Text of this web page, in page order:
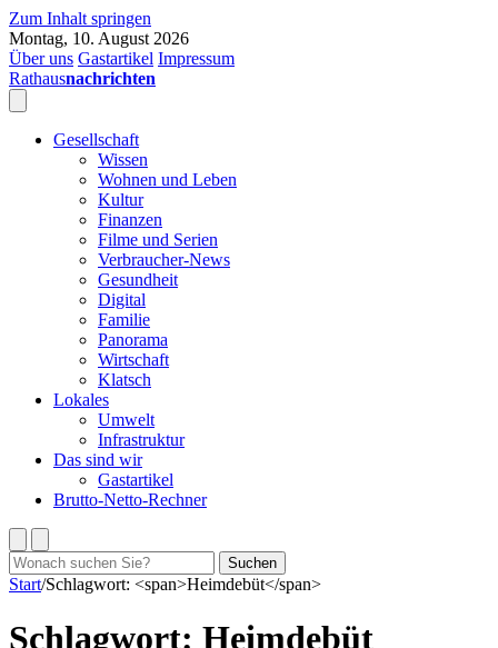
Zum Inhalt springen
Montag, 10. August 2026
Über uns Gastartikel Impressum
Rathausnachrichten
Gesellschaft
Wissen
Wohnen und Leben
Kultur
Finanzen
Filme und Serien
Verbraucher-News
Gesundheit
Digital
Familie
Panorama
Wirtschaft
Klatsch
Lokales
Umwelt
Infrastruktur
Das sind wir
Gastartikel
Brutto-Netto-Rechner
Suchen
nach:
Suchen
Start/Schlagwort: <span>Heimdebüt</span>
Schlagwort: Heimdebüt